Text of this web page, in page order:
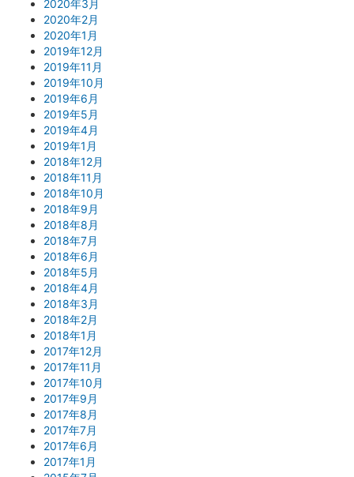
2020年3月
2020年2月
2020年1月
2019年12月
2019年11月
2019年10月
2019年6月
2019年5月
2019年4月
2019年1月
2018年12月
2018年11月
2018年10月
2018年9月
2018年8月
2018年7月
2018年6月
2018年5月
2018年4月
2018年3月
2018年2月
2018年1月
2017年12月
2017年11月
2017年10月
2017年9月
2017年8月
2017年7月
2017年6月
2017年1月